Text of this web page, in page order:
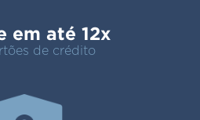
em até 12x
de crédito